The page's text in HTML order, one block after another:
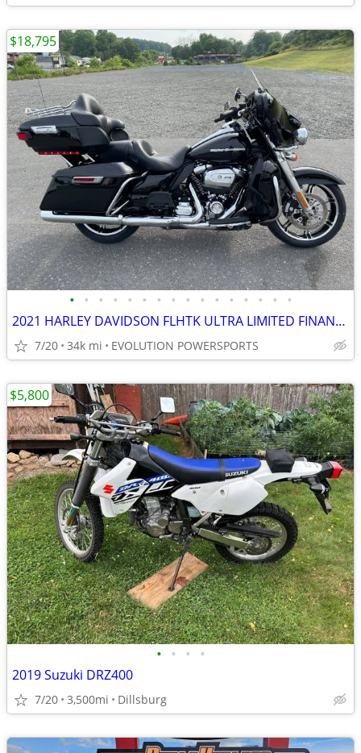
• • • • • • • • • • • • • • • •
2021 HARLEY DAVIDSON FLHTK ULTRA LIMITED FINANCING AVAILABLE
7/20 34k mi EVOLUTION POWERSPORTS
$18,795
• • • •
2019 Suzuki DRZ400
7/20 3,500mi Dillsburg
$5,800